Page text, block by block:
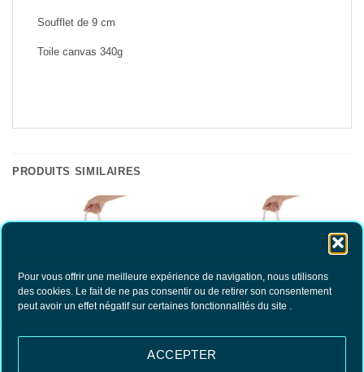
Pour vous offrir une meilleure expérience de navigation, nous utilisons
des cookies. Le fait de ne pas consentir ou de retirer son consentement
peut avoir un effet négatif sur certaines fonctionnalités du site .
ACCEPTER
Soufflet de 9 cm
Toile canvas 340g
PRODUITS SIMILAIRES
RUPTURE DE STOCK RUPTURE DE STOCK